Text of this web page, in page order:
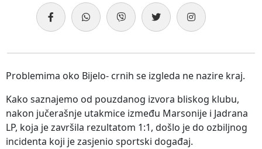
Problemima oko Bijelo- crnih se izgleda ne nazire kraj.
Kako saznajemo od pouzdanog izvora bliskog klubu,
nakon jučerašnje utakmice između Marsonije i Jadrana
LP, koja je završila rezultatom 1:1, došlo je do ozbiljnog
incidenta koji je zasjenio sportski događaj.